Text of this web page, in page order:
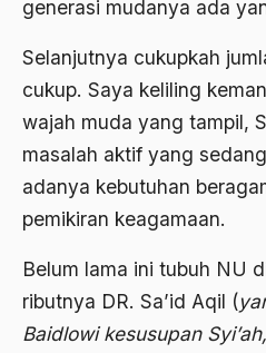
generasi mudanya ada
Selanjutnya cukupkah
cukup. Saya keliling
wajah muda yang tampil,
masalah aktif yang
adanya kebutuhan
pemikiran keagamaan.
Belum lama ini tubuh NU
ributnya DR. Sa’id Aqil (
Baidlowi kesusupan
Agraria
agraris
Agum Gumelar
Agus Miftah
Ahli
ahli fikih